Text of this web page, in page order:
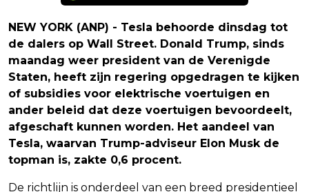
NEW YORK (ANP) - Tesla behoorde dinsdag tot
de dalers op Wall Street. Donald Trump, sinds
maandag weer president van de Verenigde
Staten, heeft zijn regering opgedragen te kijken
of subsidies voor elektrische voertuigen en
ander beleid dat deze voertuigen bevoordeelt,
afgeschaft kunnen worden. Het aandeel van
Tesla, waarvan Trump-adviseur Elon Musk de
topman is, zakte 0,6 procent.
De richtlijn is onderdeel van een breed presidentieel